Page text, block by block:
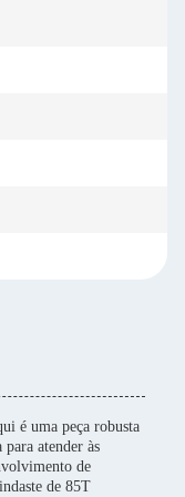
é uma peça robusta
atender às
de
de 85T